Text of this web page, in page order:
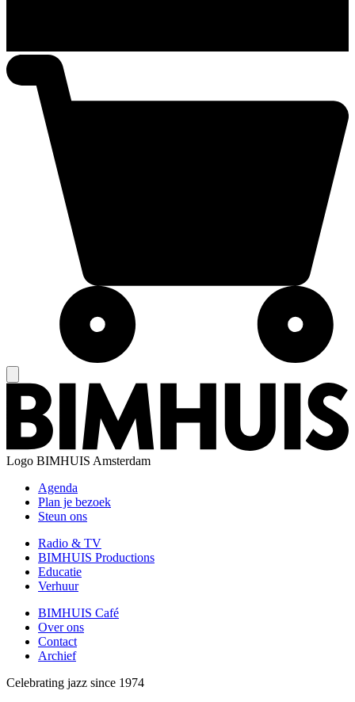
Logo BIMHUIS Amsterdam
Agenda
Plan je bezoek
Steun ons
Radio & TV
BIMHUIS Productions
Educatie
Verhuur
BIMHUIS Café
Over ons
Contact
Archief
Celebrating jazz since 1974